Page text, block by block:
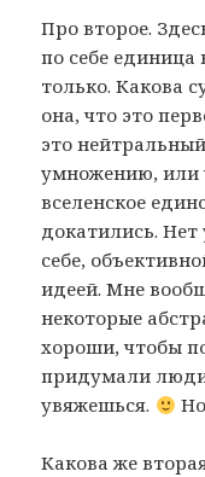
Про второе.
по себе
только. Какова
она, что это
это
умножению, или
вселенское
докатились.
себе,
идеей. Мне
некоторые
хороши, чтобы
придумали
увяжешься.
Какова же